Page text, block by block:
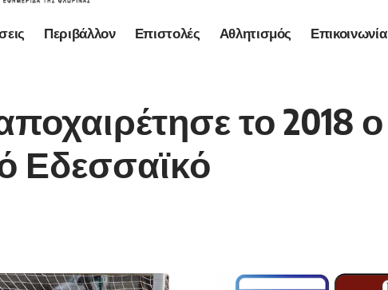
Περιβάλλον Επιστολές Αθλητισμός Επικοινωνία
το 2018 ο
Εδεσσαϊκό